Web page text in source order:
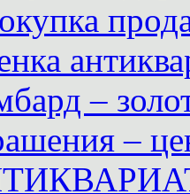
–
–